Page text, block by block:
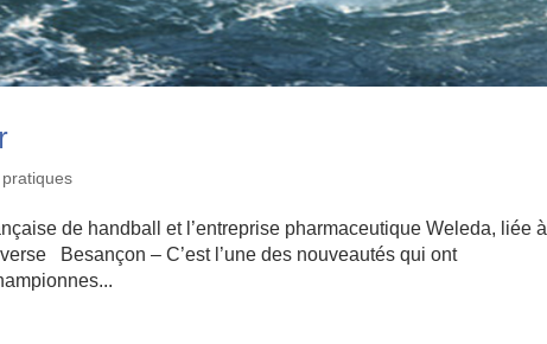
de handball et l’entreprise pharmaceutique Weleda, liée à
Besançon – C’est l’une des nouveautés qui ont